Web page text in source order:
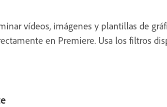
vídeos, imágenes y plantillas de
en Premiere. Usa los filtros